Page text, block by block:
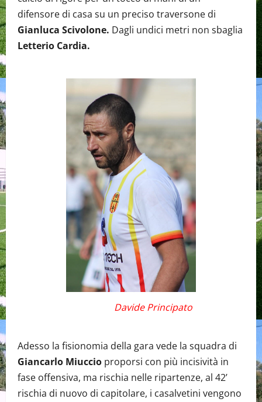
difensore di casa su un preciso traversone di
Gianluca Scivolone. Dagli undici metri non sbaglia
Letterio Cardia.
Davide Principato
Adesso la fisionomia della gara vede la squadra di
Giancarlo Miuccio proporsi con più incisività in
fase offensiva, ma rischia nelle ripartenze, al 42’
rischia di nuovo di capitolare, i casalvetini vengono